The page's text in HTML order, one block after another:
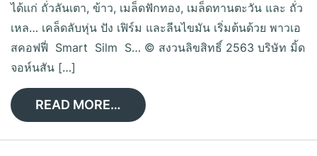
ได้แก่ ถั่วลันเตา, ข้าว, เมล็ดฟักทอง, เมล็ดทานตะวัน และ ถั่ว
เหล… เคล็ดลับหุ่น ปัง เฟิร์ม และลีนไขมัน เริ่มต้นด้วย พาวเอ
สคอฟฟี่ Smart Silm S… © สงวนลิขสิทธิ์ 2563 บริษัท มิ้ด
จอห์นสัน […]
READ MORE…